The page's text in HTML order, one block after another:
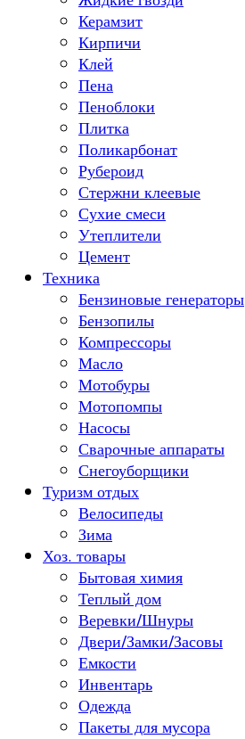
Керамзит
Кирпичи
Клей
Пена
Пеноблоки
Плитка
Поликарбонат
Рубероид
Стержни клеевые
Сухие смеси
Утеплители
Цемент
Техника
Бензиновые генераторы
Бензопилы
Компрессоры
Масло
Мотобуры
Мотопомпы
Насосы
Сварочные аппараты
Снегоуборщики
Туризм отдых
Велосипеды
Зима
Хоз. товары
Бытовая химия
Теплый дом
Веревки/Шнуры
Двери/Замки/Засовы
Емкости
Инвентарь
Одежда
Пакеты для мусора